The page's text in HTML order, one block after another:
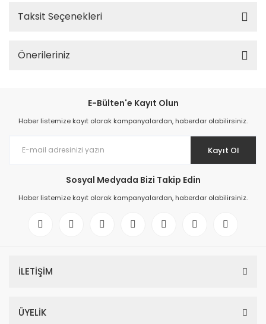
Taksit Seçenekleri
Önerileriniz
E-Bülten'e Kayıt Olun
Haber listemize kayıt olarak kampanyalardan, haberdar olabilirsiniz.
Kayıt Ol
Sosyal Medyada Bizi Takip Edin
Haber listemize kayıt olarak kampanyalardan, haberdar olabilirsiniz.
İLETİŞİM
ÜYELİK